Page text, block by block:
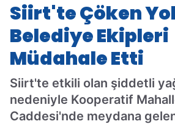
Siirt'te Çöken
Belediye Ekipleri
Müdahale Etti
Siirt'te etkili olan şiddetli
nedeniyle Kooperatif
Caddesi'nde meydana